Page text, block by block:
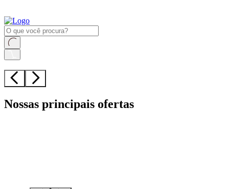
Nossas principais ofertas